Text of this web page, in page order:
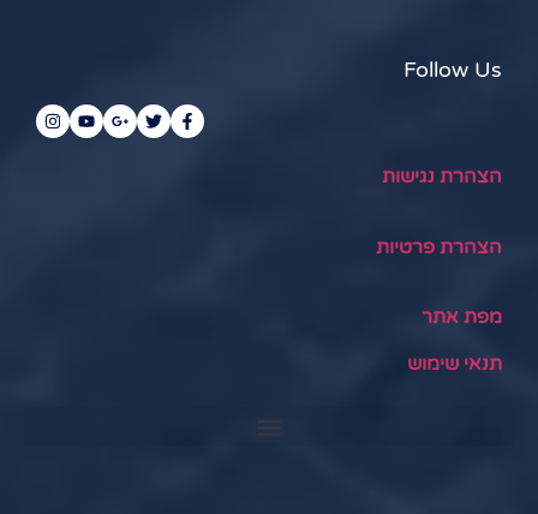
Follow Us
הצהרת נגישות
הצהרת פרטיות
מפת אתר
תנאי שימוש